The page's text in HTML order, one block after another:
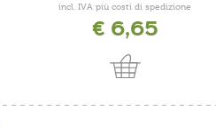
incl. IVA più costi di spedizione
€ 6,65